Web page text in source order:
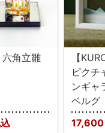
角立雛
【
ピク
ンギ
ベル
17,600